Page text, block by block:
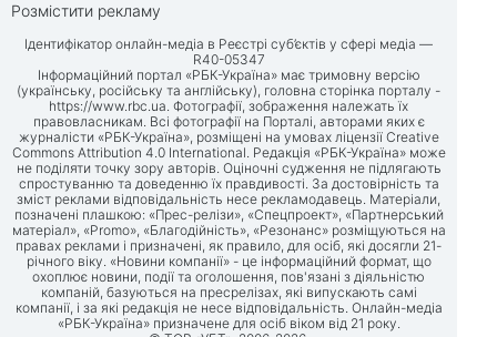
Розмістити рекламу
Ідентифікатор онлайн-медіа в Реєстрі суб’єктів у сфері медіа —
R40-05347
Інформаційний портал «РБК-Україна» має тримовну версію
(українську, російську та англійську), головна сторінка порталу -
https://www.rbc.ua. Фотографії, зображення належать їх
правовласникам. Всі фотографії на Порталі, авторами яких є
журналісти «РБК-Україна», розміщені на умовах ліцензії Creative
Commons Attribution 4.0 International. Редакція «РБК-Україна» може
не поділяти точку зору авторів. Оціночні судження не підлягають
спростуванню та доведенню їх правдивості. За достовірність та
зміст реклами відповідальність несе рекламодавець. Матеріали,
позначені плашкою: «Прес-релізи», «Спецпроект», «Партнерський
матеріал», «Promo», «Благодійність», «Резонанс» розміщуються на
правах реклами і призначені, як правило, для осіб, які досягли 21-
річного віку. «Новини компанії» - це інформаційний формат, що
охоплює новини, події та оголошення, пов'язані з діяльністю
компаній, базуються на пресрелізах, які випускають самі
компанії, і за які редакція не несе відповідальність. Онлайн-медіа
«РБК-Україна» призначене для осіб віком від 21 року.